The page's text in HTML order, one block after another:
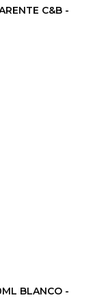
C&B -
BLANCO -